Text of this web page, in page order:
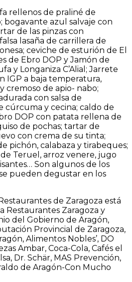
rellenos de praliné de
bogavante azul salvaje con
de las pinzas con
falsa lasaña de carrillera de
ceviche de esturión de El
de Ebro DOP y Jamón de
y Longaniza C’Alial; Jarrete
IGP a baja temperatura,
cremoso de apio- nabo;
con salsa de
cúrcuma y cecina; caldo de
DOP con patata rellena de
de pochas; tartar de
con crema de su tinta;
pichón, calabaza y tirabeques;
de Teruel, arroz venere, jugo
Son algunos de los
pueden degustar en los
de Zaragoza está
Restaurantes Zaragoza y
del Gobierno de Aragón,
Provincial de Zaragoza,
Alimentos Nobles’, DO
Ambar, Coca-Cola, Cafés el
Dr. Schär, MAS Prevención,
de Aragón-Con Mucho